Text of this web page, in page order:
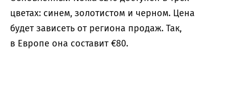
цветах: синем, золотистом и черном. Цена
будет зависеть от региона продаж. Так,
в Европе она составит €80.